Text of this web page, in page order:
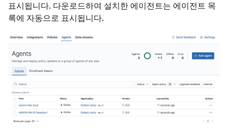
표시됩니다. 다운로드하여 설치한 에이전트는 에이전트 목
록에 자동으로 표시됩니다.